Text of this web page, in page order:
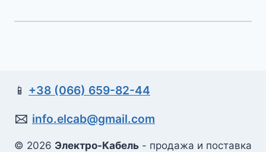
📱 +38 (066) 659-82-44
🖂 info.elcab@gmail.com
© 2026 Электро-Кабель - продажа и поставка